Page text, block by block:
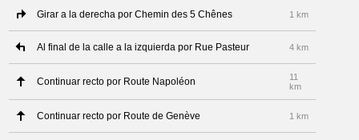
Girar a la derecha por Chemin des 5 Chênes 1 km
Al final de la calle a la izquierda por Rue Pasteur 4 km
Continuar recto por Route Napoléon
11
km
Continuar recto por Route de Genève 1 km